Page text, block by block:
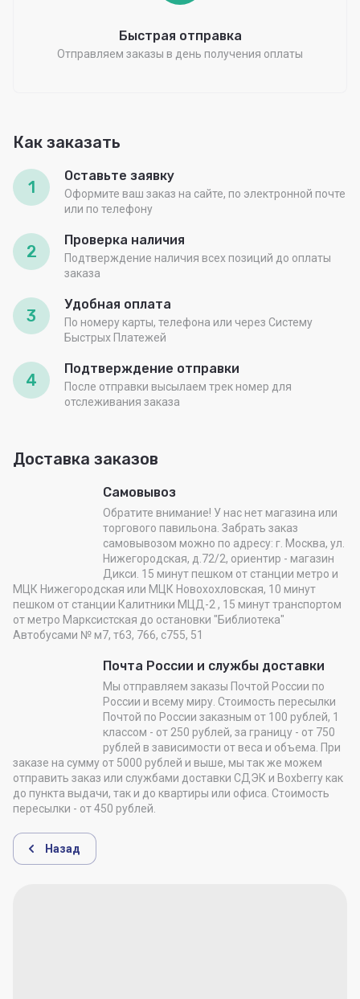
Быстрая отправка
Отправляем заказы в день получения оплаты
Как заказать
1
Оставьте заявку
Оформите ваш заказ на сайте, по электронной почте
или по телефону
2
Проверка наличия
Подтверждение наличия всех позиций до оплаты
заказа
3
Удобная оплата
По номеру карты, телефона или через Систему
Быстрых Платежей
4
Подтверждение отправки
После отправки высылаем трек номер для
отслеживания заказа
Доставка заказов
Самовывоз
Обратите внимание! У нас нет магазина или
торгового павильона. Забрать заказ
самовывозом можно по адресу: г. Москва, ул.
Нижегородская, д.72/2, ориентир - магазин
Дикси. 15 минут пешком от станции метро и
МЦК Нижегородская или МЦК Новохохловская, 10 минут
пешком от станции Калитники МЦД-2 , 15 минут транспортом
от метро Марксистская до остановки "Библиотека"
Автобусами № м7, т63, 766, с755, 51
Почта России и службы доставки
Мы отправляем заказы Почтой России по
России и всему миру. Стоимость пересылки
Почтой по России заказным от 100 рублей, 1
классом - от 250 рублей, за границу - от 750
рублей в зависимости от веса и объема. При
заказе на сумму от 5000 рублей и выше, мы так же можем
отправить заказ или службами доставки СДЭК и Boxberry как
до пункта выдачи, так и до квартиры или офиса. Стоимость
пересылки - от 450 рублей.
Назад